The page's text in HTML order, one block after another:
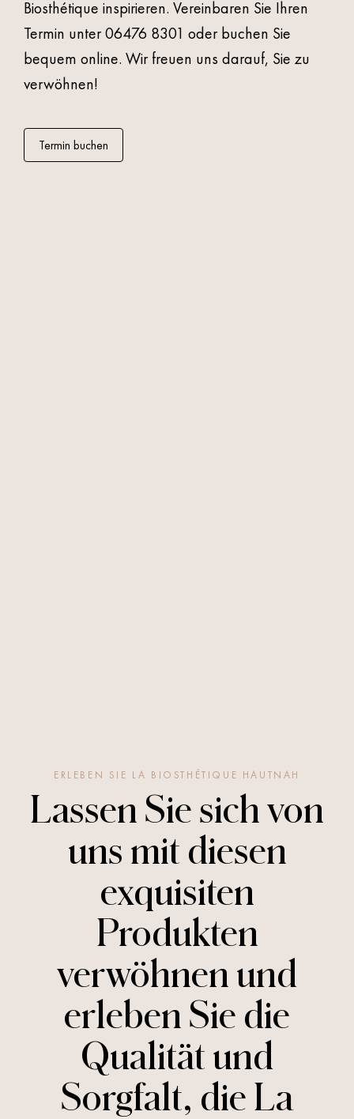
Biosthétique inspirieren. Vereinbaren Sie Ihren
Termin unter06476 8301 oder buchen Sie
bequem online. Wir freuen uns darauf, Sie zu
verwöhnen!
Termin buchen
ERLEBEN SIE LA BIOSTHÉTIQUE HAUTNAH
Lassen Sie sich von
uns mit diesen
exquisiten
Produkten
verwöhnen und
erleben Sie die
Qualität und
Sorgfalt, die La